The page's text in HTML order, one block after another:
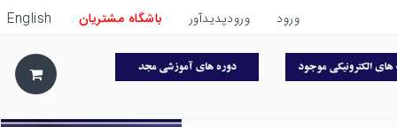
ورود ورودپدیدآور باشگاه مشتریان English